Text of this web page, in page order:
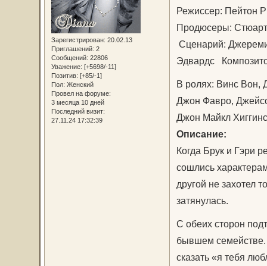
Зарегистрирован: 20.02.13
Приглашений: 2
Сообщений: 22806
Уважение: [+5698/-11]
Позитив: [+85/-1]
Пол: Женский
Провел на форуме:
3 месяца 10 дней
Последний визит:
27.11.24 17:32:39
Режиссер: Пейтон
Продюсеры:
Сценарий:
Эдвардс
В ролях: Винс Вон,
Джон Фавро,
Джон Майкл
Описание:
Когда Брук и Гэри
сошлись
другой не захотел
затянулась.
С обеих сторон
бывшем семействе.
сказать «я тебя